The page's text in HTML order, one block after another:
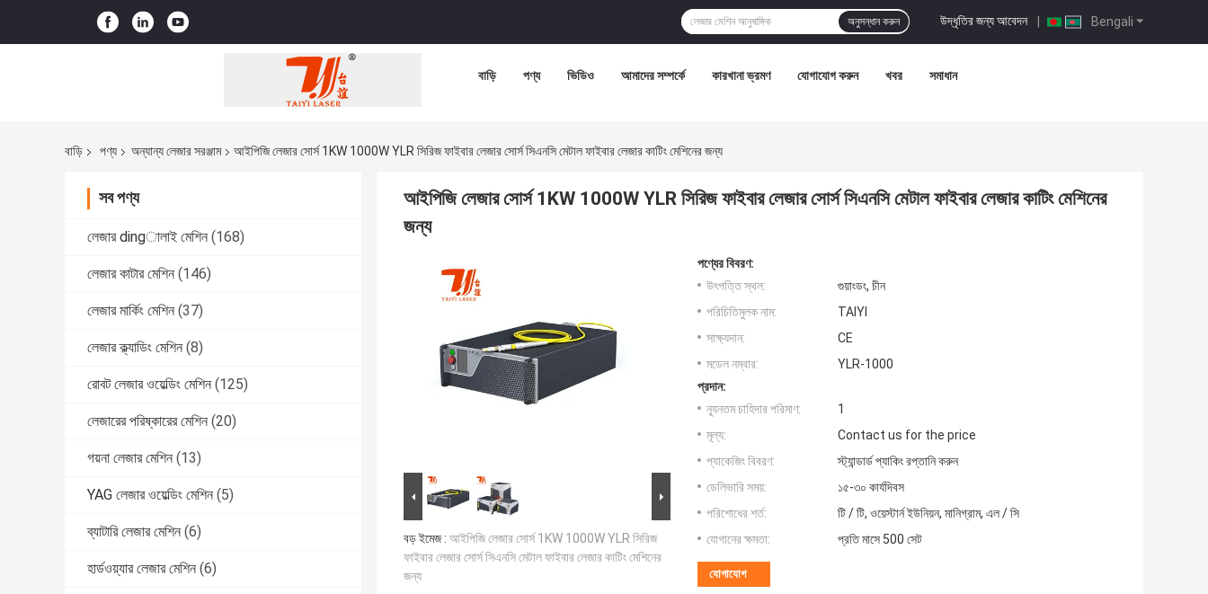
Bengali
উদ্ধৃতির জন্য আবেদন |
অনুসন্ধান করুন
বাড়ি পণ্য ভিডিও আমাদের সম্পর্কে কারখানা ভ্রমণ যোগাযোগ করুন খবর সমাধান
বাড়ি পণ্য অন্যান্য লেজার সরঞ্জাম আইপিজি লেজার সোর্স 1KW 1000W YLR সিরিজ ফাইবার লেজার সোর্স সিএনসি মেটাল ফাইবার লেজার কাটিং মেশিনের জন্য
সব পণ্য
লেজার dingালাই মেশিন (168)
লেজার কাটার মেশিন (146)
লেজার মার্কিং মেশিন (37)
লেজার ক্ল্যাডিং মেশিন (8)
রোবট লেজার ওয়েল্ডিং মেশিন (125)
লেজারের পরিষ্কারের মেশিন (20)
গয়না লেজার মেশিন (13)
YAG লেজার ওয়েল্ডিং মেশিন (5)
ব্যাটারি লেজার মেশিন (6)
হার্ডওয়্যার লেজার মেশিন (6)
আইপিজি লেজার সোর্স 1KW 1000W YLR সিরিজ ফাইবার লেজার সোর্স সিএনসি মেটাল ফাইবার লেজার কাটিং মেশিনের
জন্য
বড় ইমেজ : আইপিজি লেজার সোর্স 1KW 1000W YLR সিরিজ
ফাইবার লেজার সোর্স সিএনসি মেটাল ফাইবার লেজার কাটিং মেশিনের
জন্য
পণ্যের বিবরণ:
উৎপত্তি স্থল:
গুয়াংডং, চীন
পরিচিতিমুলক নাম:
TAIYI
সাক্ষ্যদান:
CE
মডেল নম্বার:
YLR-1000
প্রদান:
ন্যূনতম চাহিদার পরিমাণ:
1
মূল্য:
Contact us for the price
প্যাকেজিং বিবরণ:
স্ট্যান্ডার্ড প্যাকিং রপ্তানি করুন
ডেলিভারি সময়:
১৫-৩০ কার্যদিবস
পরিশোধের শর্ত:
টি / টি, ওয়েস্টার্ন ইউনিয়ন, মানিগ্রাম, এল / সি
যোগানের ক্ষমতা:
প্রতি মাসে 500 সেট
যোগাযোগ